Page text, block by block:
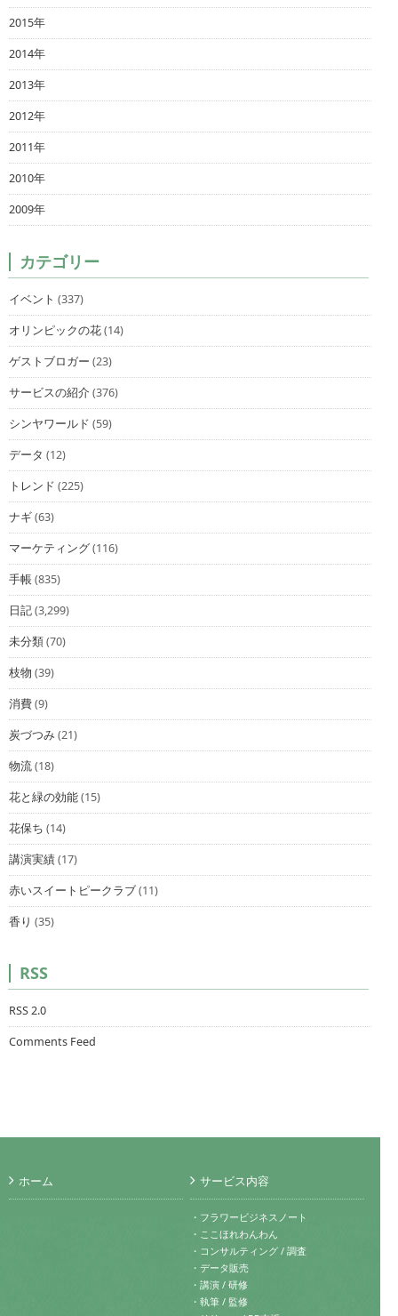
2015年
2014年
2013年
2012年
2011年
2010年
2009年
カテゴリー
イベント (337)
オリンピックの花(14)
ゲストブロガー (23)
サービスの紹介(376)
シンヤワールド (59)
データ (12)
トレンド (225)
ナギ(63)
マーケティング(116)
手帳(835)
日記(3,299)
未分類(70)
枝物 (39)
消費(9)
炭づつみ(21)
物流(18)
花と緑の効能(15)
花保ち (14)
講演実績(17)
赤いスイートピークラブ(11)
香り (35)
RSS
RSS 2.0
Comments Feed
ホーム サービス内容
・フラワービジネスノート
・ここほれわんわん
・コンサルティング / 調査
・データ販売
・講演 / 研修
・執筆 / 監修